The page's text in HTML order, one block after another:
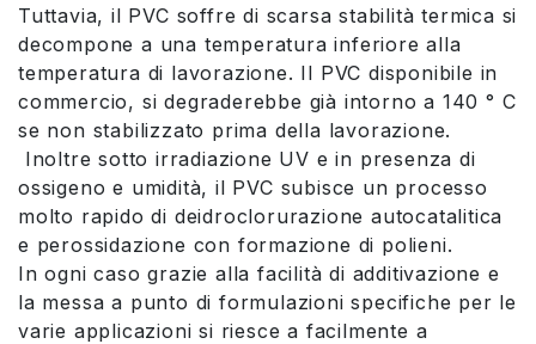
Tuttavia, il PVC soffre di scarsa stabilità termica si
decompone a una temperatura inferiore alla
temperatura di lavorazione. Il PVC disponibile in
commercio, si degraderebbe già intorno a 140 ° C
se non stabilizzato prima della lavorazione.
Inoltre sotto irradiazione UV e in presenza di
ossigeno e umidità, il PVC subisce un processo
molto rapido di deidroclorurazione autocatalitica
e perossidazione con formazione di polieni.
In ogni caso grazie alla facilità di additivazione e
la messa a punto di formulazioni specifiche per le
varie applicazioni si riesce a facilmente a